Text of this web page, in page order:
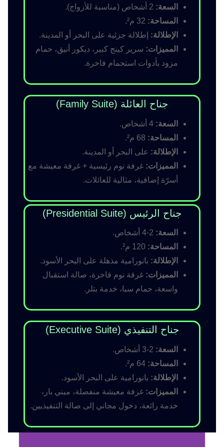
السعة:
المساحة:
الإطلالة: إطلالة جزئية على البحر أو المدينة.
المميزات: سرير كينج كبير، ديكور أنيق، حمام
مزود بأدوات استحمام فاخرة.
جناح العائلة (Family Suite)
السعة:
المساحة:
الإطلالة: على البحر أو المدينة.
المميزات: غرفة نوم رئيسية + غرفة معيشة مع
أسرّة إضافية، مثالية للعائلات.
جناح الرئيس (Presidential Suite)
السعة:
المساحة:
الإطلالة: بانورامية مذهلة على البحر الأسود.
المميزات: غرفة نوم فاخرة، صالة استقبال
واسعة، حمام سبا، خدمة بتلر.
جناح التنفيذي (Executive Suite)
السعة:
المساحة:
الإطلالة: بانورامية على البحر الأسود.
المميزات: غرفة معيشة منفصلة، ميني بار،
خدمة رائعة، دخول مجاني إلى صالة التنفيذيين.